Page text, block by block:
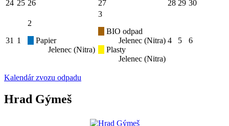
24 25 26 27 28 29 30
31 1
2
Papier
Jelenec (Nitra)
3
BIO odpad
Jelenec (Nitra)
Plasty
Jelenec (Nitra)
4 5 6
Kalendár zvozu odpadu
Hrad Gýmeš